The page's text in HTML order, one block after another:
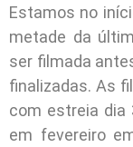
Estamos no
metade da
ser filmada
finalizadas. As
com estreia dia
em fevereiro